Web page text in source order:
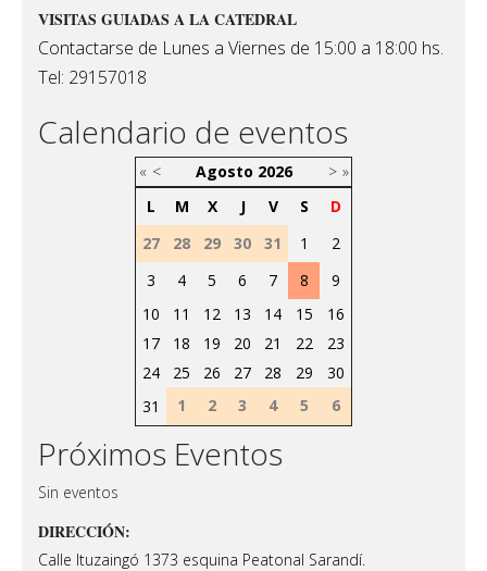
VISITAS GUIADAS A LA CATEDRAL
Contactarse de Lunes a Viernes de 15:00 a 18:00 hs.
Tel: 29157018
Calendario de eventos
« < Agosto 2026 > »
L
M X J V S
D
27
28 29 30 31 1
2
3
4 5 6 7 8
9
10
11 12 13 14 15
16
17
18 19 20 21 22
23
24
25 26 27 28 29
30
31
1 2 3 4 5 6
Próximos Eventos
Sin eventos
DIRECCIÓN:
Calle Ituzaingó 1373 esquina Peatonal Sarandí.